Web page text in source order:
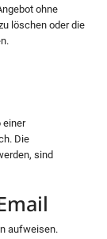
ohne
löschen oder die
einer
Die
sind
aufweisen.